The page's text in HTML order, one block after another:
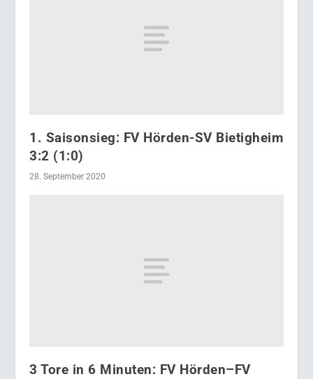
1. Saisonsieg: FV Hörden-SV Bietigheim
3:2 (1:0)
28. September 2020
3 Tore in 6 Minuten: FV Hörden–FV